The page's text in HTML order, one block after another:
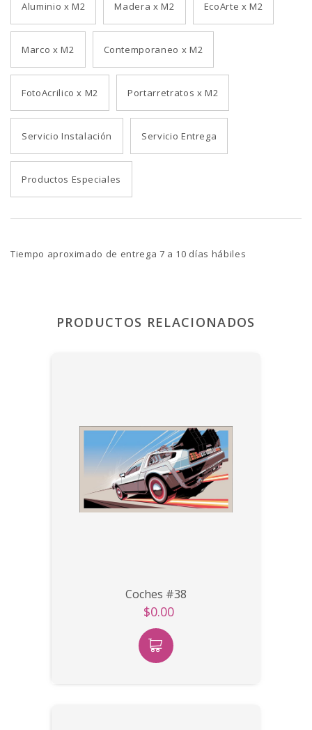
Aluminio x M2 Madera x M2 EcoArte x M2
Marco x M2 Contemporaneo x M2
FotoAcrilico x M2 Portarretratos x M2
Servicio Instalación Servicio Entrega
Productos Especiales
Tiempo aproximado de entrega 7 a 10 días hábiles
PRODUCTOS RELACIONADOS
Coches #38
$0.00